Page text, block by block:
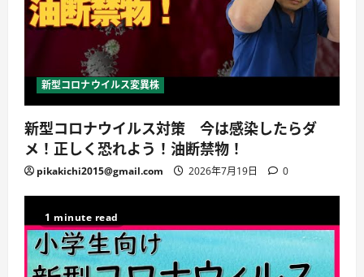
新型コロナウイルス変異株
新型コロナウイルス対策 今は感染したらダ
メ！正しく恐れよう！油断禁物！
pikakichi2015@gmail.com 2026年7月19日 0
1 minute read